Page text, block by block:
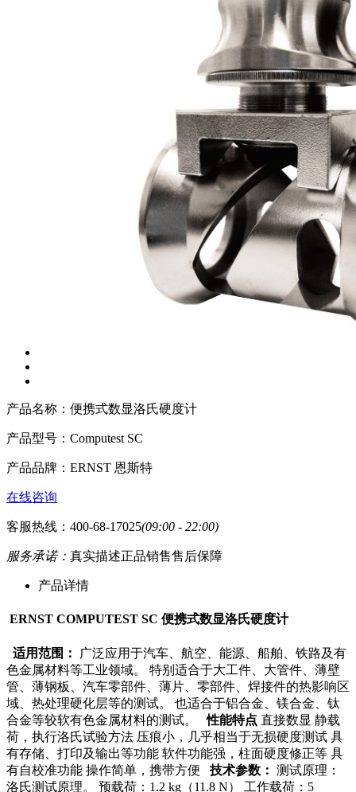
产品名称： 便携式数显洛氏硬度计
产品型号： Computest SC
产品品牌： ERNST 恩斯特
在线咨询
客服热线：400-68-17025(09:00 - 22:00)
服务承诺： 真实描述正品销售售后保障
产品详情
ERNST COMPUTEST SC 便携式数显洛氏硬度计
适用范围：
广泛应用于汽车、航空、能源、船舶、铁路及有
色金属材料等工业领域。 特别适合于大工件、大管件、薄壁
管、薄钢板、汽车零部件、薄片、零部件、焊接件的热影响区
域、热处理硬化层等的测试。 也适合于铝合金、镁合金、钛
合金等较软有色金属材料的测试。
性能特点 直接数显 静载
荷，执行洛氏试验方法 压痕小，几乎相当于无损硬度测试 具
有存储、打印及输出等功能 软件功能强，柱面硬度修正等 具
有自校准功能 操作简单，携带方便
技术参数： 测试原理：
洛氏测试原理。 预载荷：1.2 kg（11.8 N） 工作载荷：5